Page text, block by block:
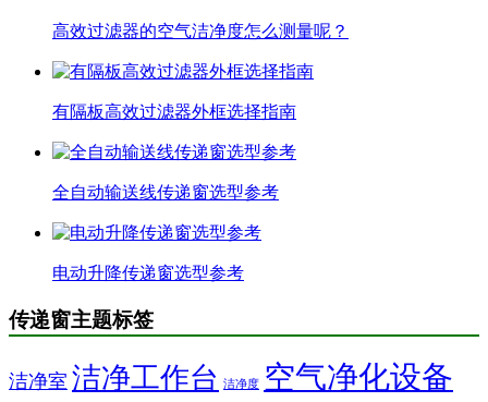
高效过滤器的空气洁净度怎么测量呢？
有隔板高效过滤器外框选择指南
全自动输送线传递窗选型参考
电动升降传递窗选型参考
传递窗主题标签
洁净室 洁净工作台 洁净度 空气净化设备